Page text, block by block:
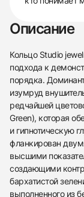
Описание
Кольцо Studio
подхода к
порядка.
изумруд
редчайшей
Green), которая
и гипнотическую
фланкирован
высшими
создающими
бархатистой
выполненного из